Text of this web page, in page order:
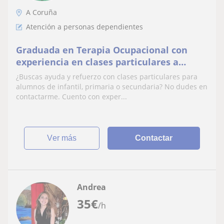
A Coruña
Atención a personas dependientes
Graduada en Terapia Ocupacional con
experiencia en clases particulares a
alumnos de Educación Primaria.
¿Buscas ayuda y refuerzo con clases particulares para
alumnos de infantil, primaria o secundaria? No dudes en
contactarme. Cuento con exper...
ver más Contactar
35€/h
Andrea